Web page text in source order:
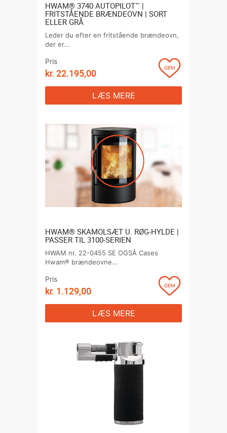
HWAM® 3740 AUTOPILOT™ |
FRITSTÅENDE BRÆNDEOVN | SORT
ELLER GRÅ
Leder du efter en fritstående brændeovn,
der er...
Pris
kr. 22.195,00
LÆS MERE
HWAM® SKAMOLSÆT U. RØG-HYLDE |
PASSER TIL 3100-SERIEN
HWAM nr. 22-0455 SE OGSÅ Cases
Hwam® brændeovne...
Pris
kr. 1.129,00
LÆS MERE